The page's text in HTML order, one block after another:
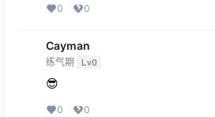
0 0
Cayman
练气期 Lv0
😎
0 0